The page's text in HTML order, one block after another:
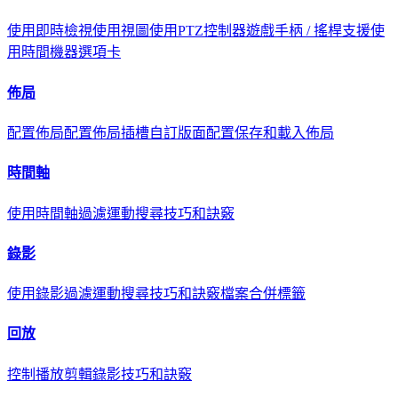
使用即時檢視使用視圖使用PTZ控制器遊戲手柄 / 搖桿支援使
用時間機器選項卡
佈局
配置佈局配置佈局插槽自訂版面配置保存和載入佈局
時間軸
使用時間軸過濾運動搜尋技巧和訣竅
錄影
使用錄影過濾運動搜尋技巧和訣竅檔案合併標籤
回放
控制播放剪輯錄影技巧和訣竅